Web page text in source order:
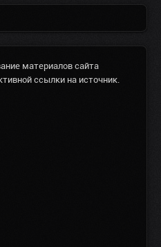
материалов сайта
ссылки на источник.